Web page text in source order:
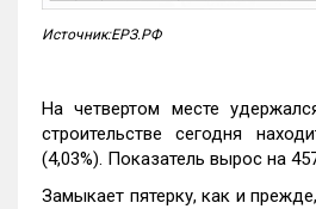
Источник:ЕРЗ.РФ
На четвертом месте
строительстве сегодня
(4,03%). Показатель вырос на
Замыкает пятерку, как и прежде,